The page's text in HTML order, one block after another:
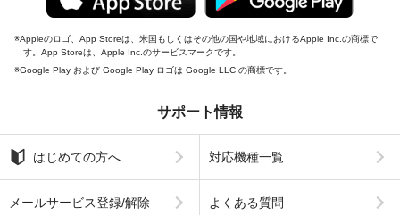
Appleのロゴ、App Storeは、米国もしくはその他の国や地域におけるApple Inc.の商標で
す。App Storeは、Apple Inc.のサービスマークです。
Google Play および Google Play ロゴは Google LLC の商標です。
サポート情報
はじめての方へ 対応機種一覧
メールサービス登録/解除 よくある質問